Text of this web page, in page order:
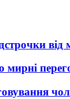
від
мирні